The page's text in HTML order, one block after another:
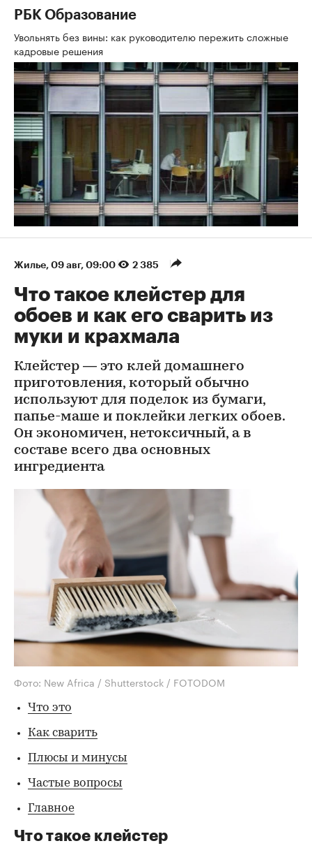
РБК Образование
Увольнять без вины: как руководителю пережить сложные
кадровые решения
Жилье 09 авг, 09:00 2 385
Что такое клейстер для
обоев и как его сварить из
муки и крахмала
Клейстер — это клей домашнего
приготовления, который обычно
используют для поделок из бумаги,
папье-маше и поклейки легких обоев.
Он экономичен, нетоксичный, а в
составе всего два основных
ингредиента
Фото: New Africa / Shutterstock / FOTODOM
Что это
Как сварить
Плюсы и минусы
Частые вопросы
Главное
Что такое клейстер